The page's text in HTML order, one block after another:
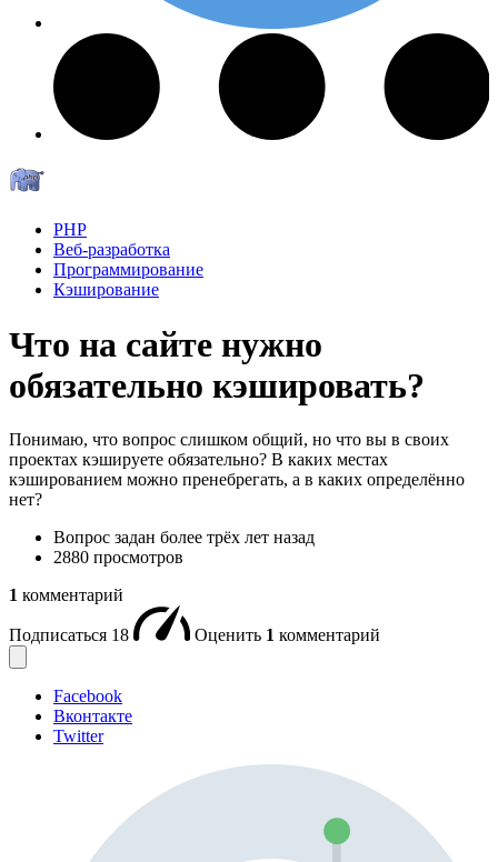
PHP
Веб-разработка
Программирование
Кэширование
Что на сайте нужно
обязательно кэшировать?
Понимаю, что вопрос слишком общий, но что вы в своих
проектах кэшируете обязательно? В каких местах
кэшированием можно пренебрегать, а в каких определённо
нет?
Вопрос задан более трёх лет назад
2880 просмотров
1 комментарий
Подписаться 18 Оценить 1 комментарий
Facebook
Вконтакте
Twitter